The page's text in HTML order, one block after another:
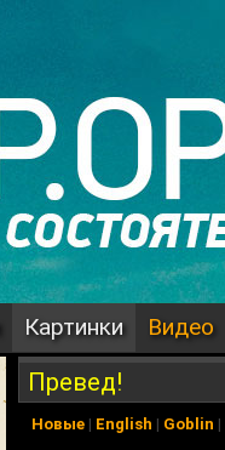
Картинки Видео
Превед!
Новые| English | Goblin |